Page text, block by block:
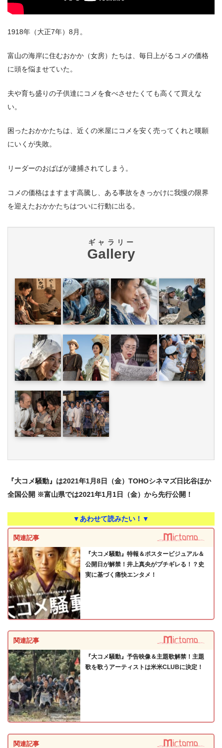
1918年（大正7年）8月。
富山の海岸に住むおかか（女房）たちは、毎日上がるコメの価格
に頭を悩ませていた。
夫や育ち盛りの子供達にコメを食べさせたくても高くて買えな
い。
困ったおかかたちは、近くの米屋にコメを安く売ってくれと嘆願
にいくが失敗。
リーダーのおばばが逮捕されてしまう。
コメの価格はますます高騰し、ある事故をきっかけに我慢の限界
を迎えたおかかたちはついに行動に出る。
Gallery
ギャラリー
『大コメ騒動』は2021年1月8日（金）TOHOシネマズ日比谷ほか
全国公開 ※富山県では2021年1月1日（金）から先行公開！
▼あわせて読みたい！▼
関連記事
『大コメ騒動』特報＆ポスタービジュアル＆
公開日が解禁！井上真央がブチギレる！？史
実に基づく痛快エンタメ！
関連記事
『大コメ騒動』予告映像＆主題歌解禁！主題
歌を歌うアーティストは米米CLUBに決定！
関連記事